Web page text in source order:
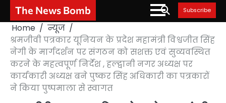
Skip
content
The News Bomb Subscribe
Home
न्यूज
श्रमजीवी पत्रकार यूनियन के प्रदेश महामंत्री विश्वजीत सिंह
नेगी के मार्गदर्शन पर संगठन को सशक्त एवं सुव्यवस्थित
करने के महत्वपूर्ण निर्देश , हल्द्वानी नगर अध्यक्ष पर
कार्यकारी अध्यक्ष बने पुष्कर सिंह अधिकारी का पत्रकारों
ने किया पुष्पमाला से स्वागत